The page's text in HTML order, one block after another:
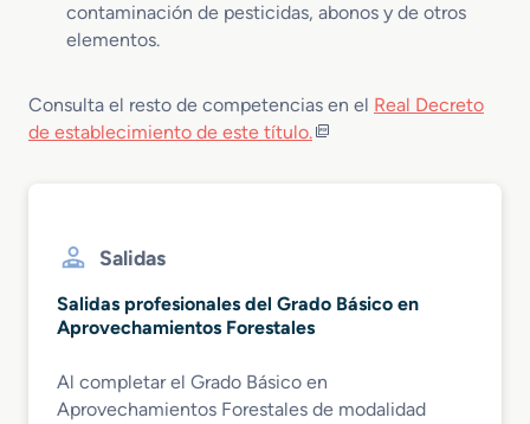
contaminación de pesticidas, abonos y de otros
elementos.
Consulta el resto de competencias en el Real Decreto
de establecimiento de este título.
Salidas
Salidas profesionales del Grado Básico en
Aprovechamientos Forestales
Al completar el Grado Básico en
Aprovechamientos Forestales de modalidad